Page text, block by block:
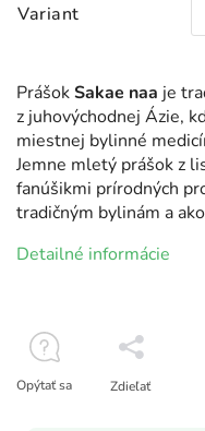
Variant
PrášokSakae naa je
z juhovýchodnej Ázie,
miestnej bylinné
Jemne mletý prášok z
fanúšikmi prírodných
tradičným bylinám a
Detailné informácie
Opýtať sa Zdieľať